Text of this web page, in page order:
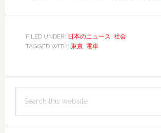
FILED UNDER: 日本のニュース, 社会
TAGGED WITH: 東京, 電車
Primary
Sidebar
this